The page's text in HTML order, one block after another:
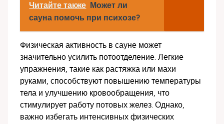
Читайте также Может ли
сауна помочь при психозе?
Физическая активность в сауне может
значительно усилить потоотделение. Легкие
упражнения, такие как растяжка или махи
руками, способствуют повышению температуры
тела и улучшению кровообращения, что
стимулирует работу потовых желез. Однако,
важно избегать интенсивных физических